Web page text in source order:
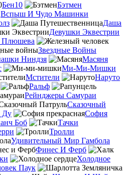
Бен10
Бэтмен
Вспыш И Чудо Машинки
Даша
Девушки Эквестрии
Плюшева
Звездные Войны
Ниндзя
Масяня
Ми-Ми-Мишки
Мстители
Наруто
Ральф
Рейнджеры Самураи
Сказочный
Ду
София
Боб
Тачки
Тролли
Удивительный Мир Гамбола
Финес И Ферб
Холодное
Паук